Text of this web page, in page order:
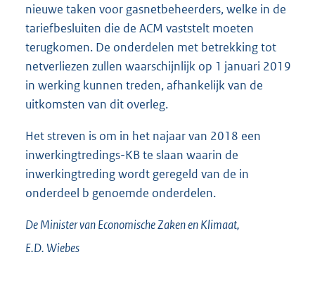
nieuwe taken voor gasnetbeheerders, welke in de
tariefbesluiten die de ACM vaststelt moeten
terugkomen. De onderdelen met betrekking tot
netverliezen zullen waarschijnlijk op 1 januari 2019
in werking kunnen treden, afhankelijk van de
uitkomsten van dit overleg.
Het streven is om in het najaar van 2018 een
inwerkingtredings-KB te slaan waarin de
inwerkingtreding wordt geregeld van de in
onderdeel b genoemde onderdelen.
De Minister van Economische Zaken en Klimaat,
E.D.Wiebes